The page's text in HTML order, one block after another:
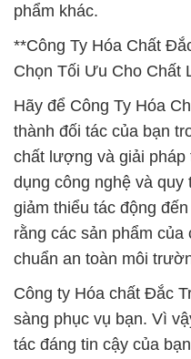
phẩm khác.
**Công Ty Hóa Chất
Chọn Tối Ưu Cho Chất
Hãy để Công Ty Hóa
thành đối tác của bạn
chất lượng và giải pháp
dụng công nghệ và
giảm thiểu tác động
rằng các sản phẩm của
chuẩn an toàn môi
Công ty Hóa chất Đắc
sàng phục vụ bạn. Vì
tác đáng tin cậy của